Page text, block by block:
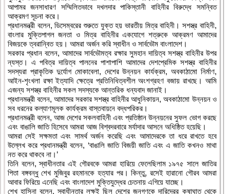
আপামর জনসাধারণ সম্মিলিতভাবে দখলদার পাকিস্তানী বাহিনীর বিরুদ্ধে সমন্বিত
আক্রমণ সূচনা করে।
প্রধানমন্ত্রী বলেন, ডিসেম্বরের শুরুতে যুক্ত হয় ভারতীয় মিত্র বাহিনী। সশস্ত্র বাহিনী,
বাংলার মুক্তিপাগল জনতা ও মিত্র বাহিনীর একযোগে শত্রুকে আক্রমণ আমাদের
বিজয়কে ত্বরান্বিত হয়। আমরা অর্জন করি স্বাধীন ও সার্বভৌম বাংলাদেশ।
সরকার প্রধান বলেন, আমাদের সার্বভৌমত্ব রক্ষার সুমহান দায়িত্ব সশস্ত্র বাহিনীর উপর
ন্যস্ত। এ পবিত্র দায়িত্ব পালনের পাশাপাশি আমাদের দেশপ্রেমিক সশস্ত্র বাহিনীর
সদস্যরা প্রাকৃতিক দুর্যোগ মোকাবেলা, দেশের উন্নয়ন কার্যক্রম, অবকাঠামো নির্মাণ,
আইন-শৃংখলা রক্ষা ইত্যাদি ক্ষেত্রে প্রতিনিধিত্বশীল অংশগ্রহণ বজায় রাখছে। আমি
এজন্য সশস্ত্র বাহিনীর সকল সদস্যকে আন্তরিক ধন্যবাদ জানাই।
প্রধানমন্ত্রী বলেন, আমাদের সরকার সশস্ত্র বাহিনীর আধুনিকায়ন, অবকাঠামো উন্নয়ন ও
সব ধরনের কল্যাণমূলক কার্যক্রম বাস্তবায়নে বদ্ধপরিকর।
প্রধানমন্ত্রী বলেন, আজ দেশের সকলবাহিনী এবং প্রতিষ্ঠান উন্নয়নের সুফল ভোগ করছে
এবং বাঙালি জাতি হিসেবে আমরা আজ বিশ্বদরবারে মর্যাদার আসনে অধিষ্ঠিত হয়েছি।
আমরা সেই সক্ষমতা এবং সামর্থ অর্জন করেছি এবং আমাদেরকে তা ধরে রাখতে হবে
উল্লেখ করে প্রধানমন্ত্রী বলেন, ‘বাঙালি জাতি বিজয়ী জাতি এবং এ জাতি কখনও মাথা
নত করে থাকবে না।’
তিনি বলেন, স্বাধীনতার এই গৌরবকে আমরা হারিয়ে ফেলেছিলাম ১৯৭৫ সালে জাতির
পিতা বঙ্গবন্ধু শেখ মুজিবুর রহমানকে হত্যার পর। কিন্তু, রসেই হারানো গৌরব আমরা
আবার ফিরিয়ে এনেছি এবং বাংলাদেশ মুক্তিযুদ্ধের চেতনায় এগিয়ে যাচ্ছে।
শেখ হাসিনা বলেন, স্বাধীনতার লক্ষই ছিল দেশের জনগণকে দারিদ্রের কষাঘাত থেকে